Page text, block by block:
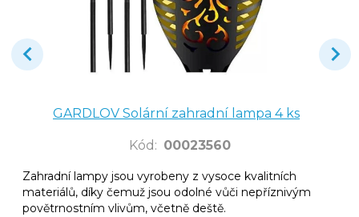
GARDLOV Solární zahradní lampa 4 ks
Kód : 00023560
Zahradní lampy jsou vyrobeny z vysoce kvalitních
materiálů, díky čemuž jsou odolné vůči nepříznivým
povětrnostním vlivům, včetně deště.